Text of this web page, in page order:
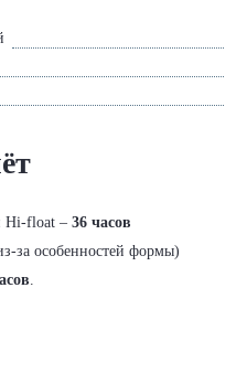
Hi-float – 36 часов
за особенностей формы)